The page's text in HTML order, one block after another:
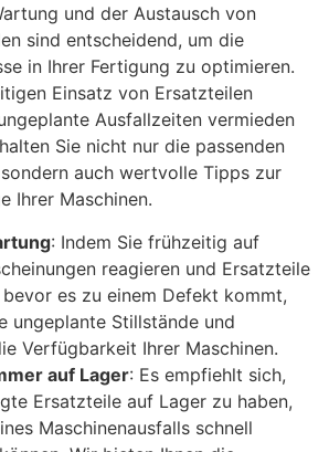
und der Austausch von
sind entscheidend, um die
in Ihrer Fertigung zu optimieren.
Einsatz von Ersatzteilen
Ausfallzeiten vermieden
Sie nicht nur die passenden
auch wertvolle Tipps zur
Ihrer Maschinen.
: Indem Sie frühzeitig auf
reagieren und Ersatzteile
bevor es zu einem Defekt kommt,
ungeplante Stillstände und
Verfügbarkeit Ihrer Maschinen.
auf Lager: Es empfiehlt sich,
Ersatzteile auf Lager zu haben,
Maschinenausfalls schnell